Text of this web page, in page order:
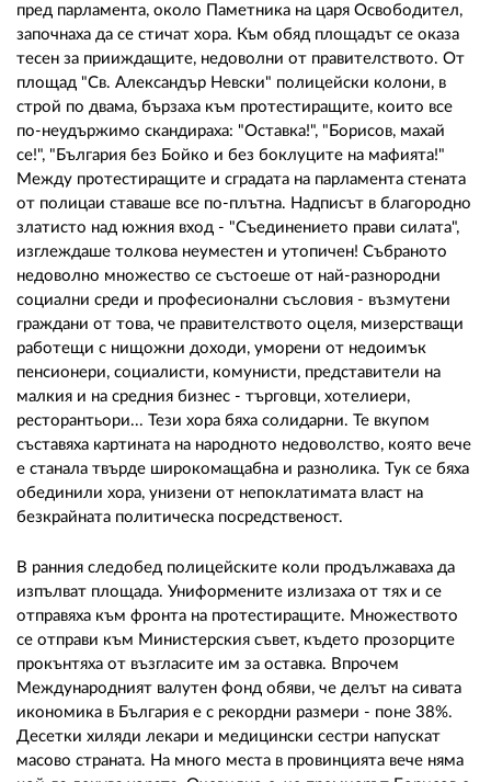
пред парламента, около Паметника на царя Освободител,
започнаха да се стичат хора. Към обяд площадът се оказа
тесен за прииждащите, недоволни от правителството. От
площад "Св. Александър Невски" полицейски колони, в
строй по двама, бързаха към протестиращите, които все
по-неудържимо скандираха: "Оставка!", "Борисов, махай
се!", "България без Бойко и без боклуците на мафията!"
Между протестиращите и сградата на парламента стената
от полицаи ставаше все по-плътна. Надписът в благородно
златисто над южния вход - "Съединението прави силата",
изглеждаше толкова неуместен и утопичен! Събраното
недоволно множество се състоеше от най-разнородни
социални среди и професионални съсловия - възмутени
граждани от това, че правителството оцеля, мизерстващи
работещи с нищожни доходи, уморени от недоимък
пенсионери, социалисти, комунисти, представители на
малкия и на средния бизнес - търговци, хотелиери,
ресторантьори... Тези хора бяха солидарни. Те вкупом
съставяха картината на народното недоволство, която вече
е станала твърде широкомащабна и разнолика. Тук се бяха
обединили хора, унизени от непоклатимата власт на
безкрайната политическа посредственост.
В ранния следобед полицейските коли продължаваха да
изпълват площада. Униформените излизаха от тях и се
отправяха към фронта на протестиращите. Множеството
се отправи към Министерския съвет, където прозорците
прокънтяха от възгласите им за оставка. Впрочем
Международният валутен фонд обяви, че делът на сивата
икономика в България е с рекордни размери - поне 38%.
Десетки хиляди лекари и медицински сестри напускат
масово страната. На много места в провинцията вече няма